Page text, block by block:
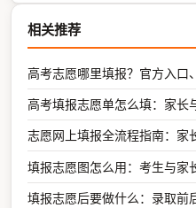
相关推荐
高考志愿哪里填报？官方入口
高考填报志愿单怎么填：家长
志愿网上填报全流程指南：家
填报志愿图怎么用：考生与家
填报志愿后要做什么：录取前